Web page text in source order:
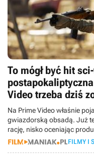
To mógł być hit
Video trzeba dziś
Na Prime Video właśnie
gwiazdorską obsadą. Już
rację, nisko oceniając
FILMY I